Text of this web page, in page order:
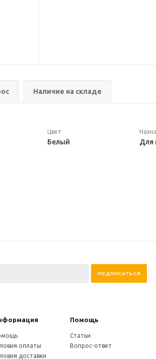
Наличие на складе
Цвет
Белый Для
Помощь
оплаты
доставки
Статьи
Вопрос-ответ